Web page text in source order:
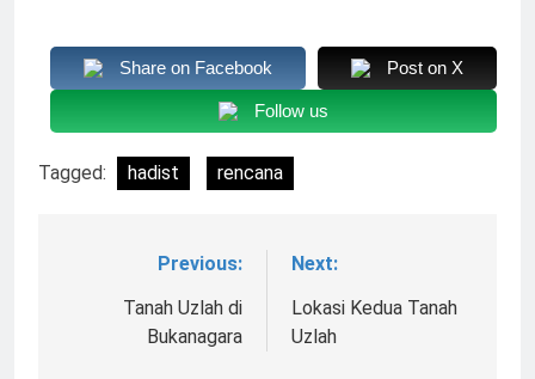
Share on Facebook Post on X
Follow us
Tagged: hadist rencana
NavigasiPrevious:
Tanah Uzlah di
Bukanagara
Next:
Lokasi Kedua Tanah
Uzlah